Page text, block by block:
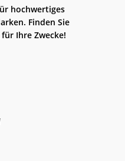
hochwertiges
Finden Sie
Ihre Zwecke!